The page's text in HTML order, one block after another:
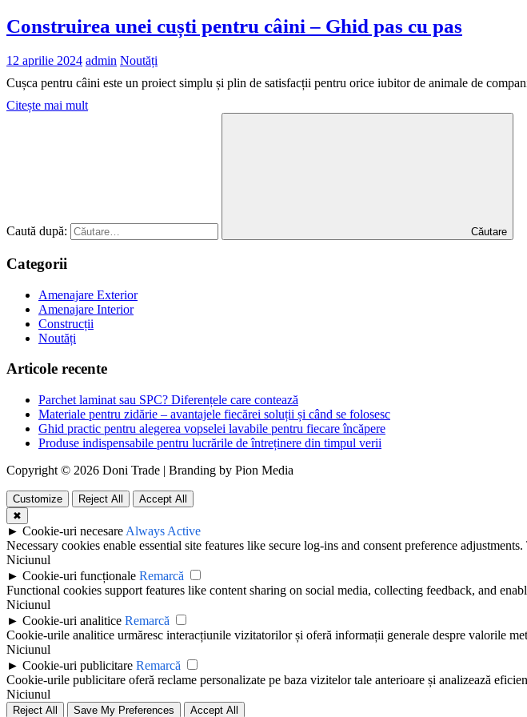
Construirea unei cuști pentru câini – Ghid pas cu pas
12 aprilie 2024 admin Noutăți
Cușca pentru câini este un proiect simplu și plin de satisfacții pentru orice iubitor de animale de
Citește mai mult
Caută după: Căutare
Categorii
Amenajare Exterior
Amenajare Interior
Construcții
Noutăți
Articole recente
Parchet laminat sau SPC? Diferențele care contează
Materiale pentru zidărie – avantajele fiecărei soluții și când se folosesc
Ghid practic pentru alegerea vopselei lavabile pentru fiecare încăpere
Produse indispensabile pentru lucrările de întreținere din timpul verii
Copyright © 2026 Doni Trade | Branding by Pion Media
Customize Reject All
Accept All
✖
► Cookie-uri necesare Always Active
Necessary cookies enable essential site features like secure log-ins and consent preference
Niciunul
► Cookie-uri funcționale Remarcă
Functional cookies support features like content sharing on social media, collecting feedback, and
Niciunul
► Cookie-uri analitice Remarcă
Cookie-urile analitice urmăresc interacțiunile vizitatorilor și oferă informații generale despre valorile
Niciunul
► Cookie-uri publicitare Remarcă
Cookie-urile publicitare oferă reclame personalizate pe baza vizitelor tale anterioare și analizează
Niciunul
Reject All Save My Preferences Accept All